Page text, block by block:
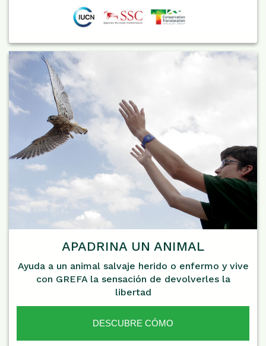
APADRINA UN ANIMAL
Ayuda a un animal salvaje herido o enfermo y vive
con GREFA la sensación de devolverles la
libertad
DESCUBRE CÓMO